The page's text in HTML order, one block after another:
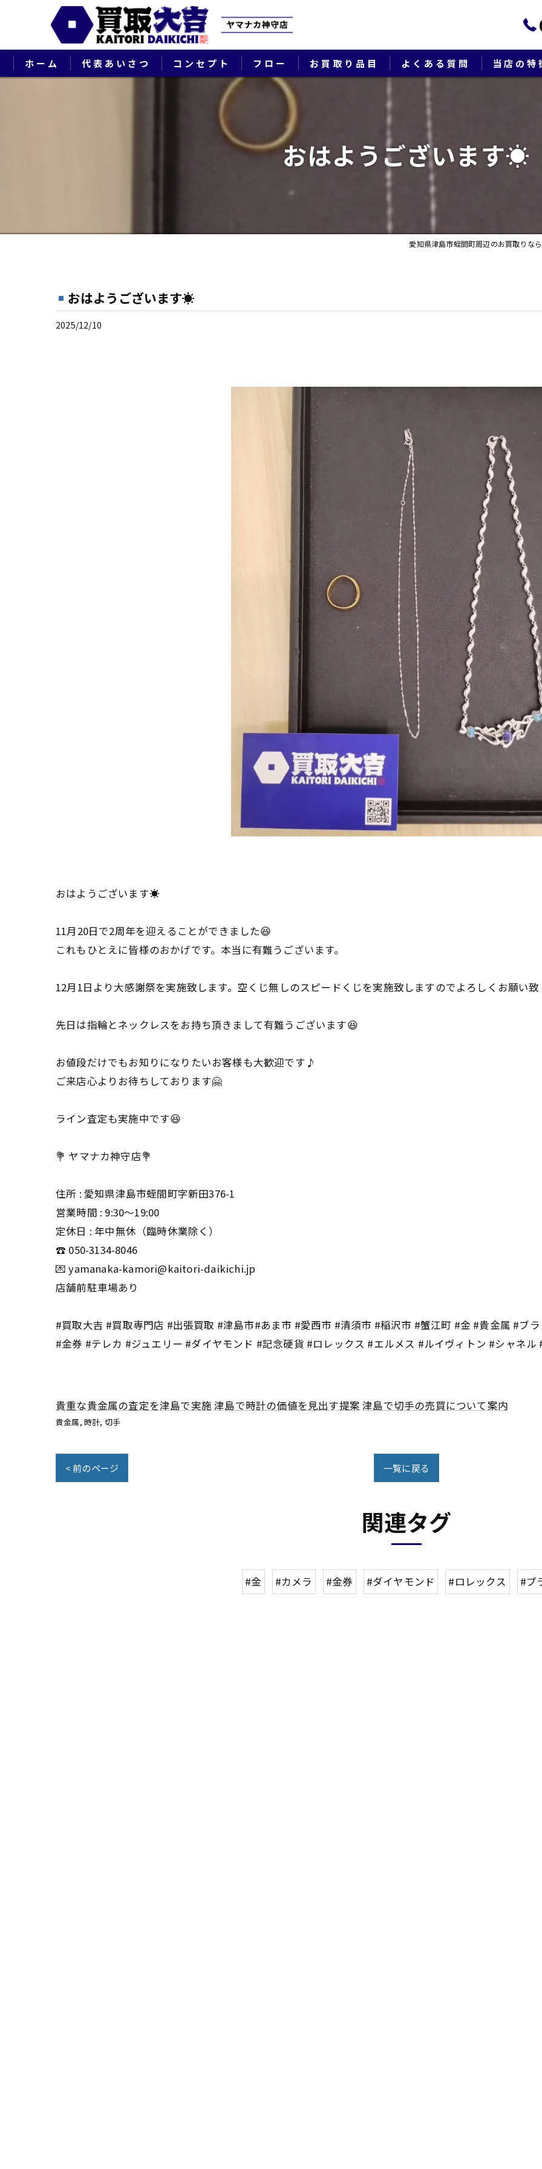
ホーム 代表あいさつ コンセプト フロー お買取り品目 よくある質問 当店の特
切手
生前整理・
おはようございます☀
愛知県津島市蛭間町周辺のお買取りな
おはようございます☀
2025/12/10
おはようございます☀
11月20日で2周年を迎えることができました😆
これもひとえに皆様のおかげです。本当に有難うございます。
12月1日より大感謝祭を実施致します。空くじ無しのスピードくじを実施致しますのでよろしくお願い致
先日は指輪とネックレスをお持ち頂きまして有難うございます😆
お値段だけでもお知りになりたいお客様も大歓迎です♪
ご来店心よりお待ちしております🤗
ライン査定も実施中です😆
💐 ヤマナカ神守店💐
住所 : 愛知県津島市蛭間町字新田376-1
営業時間 : 9:30〜19:00
定休日 : 年中無休（臨時休業除く）
☎️ 050-3134-8046
💌 yamanaka-kamori@kaitori-daikichi.jp
店舗前駐車場あり
#買取大吉 #買取専門店 #出張買取 #津島市#あま市 #愛西市 #清須市 #稲沢市 #蟹江町 #金 #貴金属 #ブ
#金券 #テレカ #ジュエリー #ダイヤモンド #記念硬貨 #ロレックス #エルメス #ルイヴィトン #シャネル
貴重な貴金属の査定を津島で実施 津島で時計の価値を見出す提案 津島で切手の売買について案内
貴金属 時計 切手
< 前のページ 一覧に戻る
関連タグ
#金 #カメラ #金券 #ダイヤモンド #ロレックス #プ